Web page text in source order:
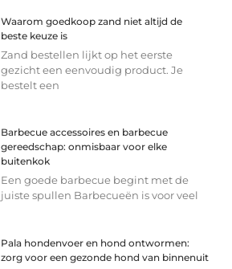
Waarom goedkoop zand niet altijd de
beste keuze is
Zand bestellen lijkt op het eerste
gezicht een eenvoudig product. Je
bestelt een
Barbecue accessoires en barbecue
gereedschap: onmisbaar voor elke
buitenkok
Een goede barbecue begint met de
juiste spullen Barbecueën is voor veel
Pala hondenvoer en hond ontwormen:
zorg voor een gezonde hond van binnenuit